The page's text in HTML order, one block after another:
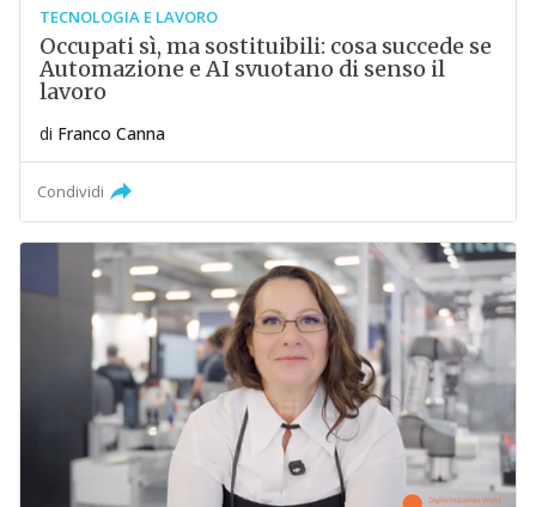
TECNOLOGIA E LAVORO
Occupati sì, ma sostituibili: cosa succede se
Automazione e AI svuotano di senso il
lavoro
di Franco Canna
Condividi